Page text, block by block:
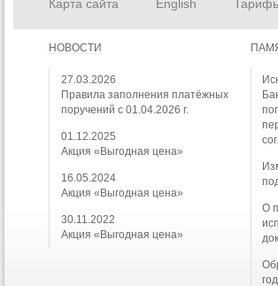
Карта сайта English
НОВОСТИ
27.03.2026
Правила заполнения платёжных
поручений с 01.04.2026 г.
01.12.2025
Акция «Выгодная цена»
16.05.2024
Акция «Выгодная цена»
30.11.2022
Акция «Выгодная цена»
О
год